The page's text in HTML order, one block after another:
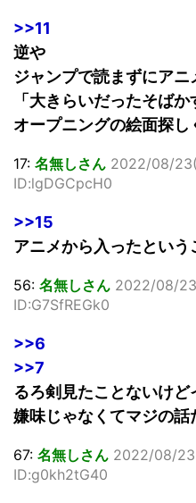
>>11
逆や
ジャンプで読まずにアニ
「大きらいだったそば
オープニングの絵面探し
17: 名無しさん 2022/08/
ID:lgDGCpcH0
>>15
アニメから入ったとい
56: 名無しさん 2022/08/
ID:G7SfREGk0
>>6
>>7
るろ剣見たことないけ
嫌味じゃなくてマジの話
67: 名無しさん 2022/08/
ID:g0kh2tG40